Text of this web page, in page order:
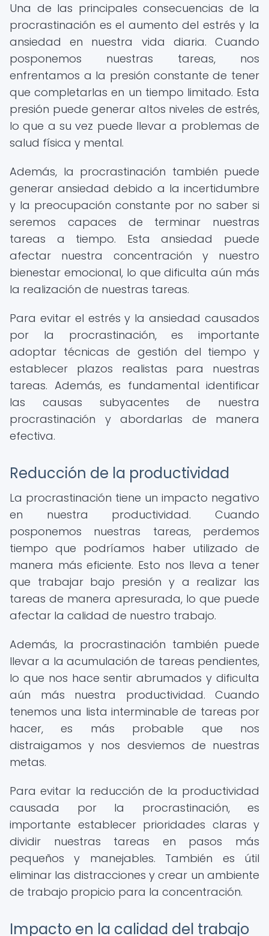
Una de las principales consecuencias de la
procrastinación es el aumento del estrés y la
ansiedad en nuestra vida diaria. Cuando
posponemos nuestras tareas, nos
enfrentamos a la presión constante de tener
que completarlas en un tiempo limitado. Esta
presión puede generar altos niveles de estrés,
lo que a su vez puede llevar a problemas de
salud física y mental.
Además, la procrastinación también puede
generar ansiedad debido a la incertidumbre
y la preocupación constante por no saber si
seremos capaces de terminar nuestras
tareas a tiempo. Esta ansiedad puede
afectar nuestra concentración y nuestro
bienestar emocional, lo que dificulta aún más
la realización de nuestras tareas.
Para evitar el estrés y la ansiedad causados
por la procrastinación, es importante
adoptar técnicas de gestión del tiempo y
establecer plazos realistas para nuestras
tareas. Además, es fundamental identificar
las causas subyacentes de nuestra
procrastinación y abordarlas de manera
efectiva.
Reducción de la productividad
La procrastinación tiene un impacto negativo
en nuestra productividad. Cuando
posponemos nuestras tareas, perdemos
tiempo que podríamos haber utilizado de
manera más eficiente. Esto nos lleva a tener
que trabajar bajo presión y a realizar las
tareas de manera apresurada, lo que puede
afectar la calidad de nuestro trabajo.
Además, la procrastinación también puede
llevar a la acumulación de tareas pendientes,
lo que nos hace sentir abrumados y dificulta
aún más nuestra productividad. Cuando
tenemos una lista interminable de tareas por
hacer, es más probable que nos
distraigamos y nos desviemos de nuestras
metas.
Para evitar la reducción de la productividad
causada por la procrastinación, es
importante establecer prioridades claras y
dividir nuestras tareas en pasos más
pequeños y manejables. También es útil
eliminar las distracciones y crear un ambiente
de trabajo propicio para la concentración.
Impacto en la calidad del trabajo